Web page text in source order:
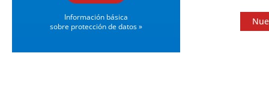
Información básica
sobre protección de datos »